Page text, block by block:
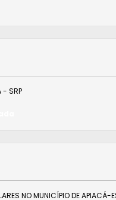
- SRP
NO MUNICÍPIO DE APIACÁ-